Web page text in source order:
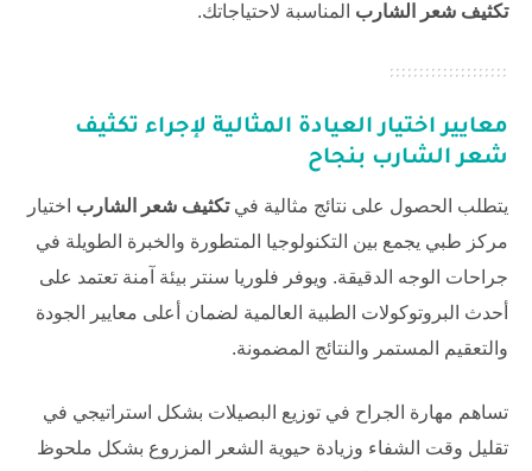
تكثيف شعر الشارب المناسبة لاحتياجاتك.
معايير اختيار العيادة المثالية لإجراء تكثيف
شعر الشارب بنجاح
يتطلب الحصول على نتائج مثالية فيتكثيف شعر الشارب اختيار
مركز طبي يجمع بين التكنولوجيا المتطورة والخبرة الطويلة في
جراحات الوجه الدقيقة. ويوفر فلوريا سنتر بيئة آمنة تعتمد على
أحدث البروتوكولات الطبية العالمية لضمان أعلى معايير الجودة
والتعقيم المستمر والنتائج المضمونة.
تساهم مهارة الجراح في توزيع البصيلات بشكل استراتيجي في
تقليل وقت الشفاء وزيادة حيوية الشعر المزروع بشكل ملحوظ